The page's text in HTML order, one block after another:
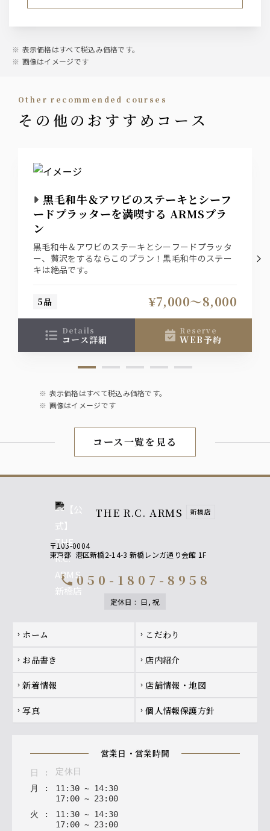
ジムビーム ハイボール、ジンジャーハイボール、スモーキ
ーハイボール、マスカットハイボール
レモンサワー、グレープフルーツサワー
イン
カクテル
ラムコーク、テキーラオレンジ、ジントニック、モスコミ
ュール、ウォッカグレープフルーツ、ファジーネーブル、
カシスソーダ
ソフトドリンク
オレンジ、グレープフルーツ、コーラ、ジンジャーエー
表示価格はすべて税込み価格です。
画像はイメージです
other recommended courses
その他のおすすめコース
黒毛和牛＆アワビのステーキとシーフ
ードプラッターを満喫する ARMSプラ
ン
黒毛和牛＆アワビのステーキとシーフードプラッタ
ー、贅沢をするならこのプラン！黒毛和牛のステー
キは絶品です。
5品 ¥7,000〜8,000
details
コース詳細
reserve
WEB予約
表示価格はすべて税込み価格です。
画像はイメージです
コース一覧を見る
THE R.C. ARMS 新橋店
〒105-0004
東京都 港区新橋2-14-3 新橋レンガ通り会館 1F
call 050-1807-8958
定休日 : 日, 祝
Footer navigation
chevron_right ホーム chevron_right こだわり
chevron_right お品書き chevron_right 店内紹介
chevron_right 新着情報 chevron_right 店舗情報・地図
chevron_right 写真 chevron_right 個人情報保護方針
営業日・営業時間
日 :
定休日
月
: 11 : 30 ~ 14: 30
17: 00 ~ 23: 00
火
: 11 : 30 ~ 14: 30
17: 00 ~ 23: 00